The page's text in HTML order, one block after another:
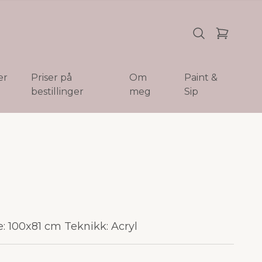
Priser på
bestillinger
Om
meg
Paint &
Sip
cm Teknikk: Acryl